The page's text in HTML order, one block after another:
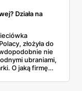
Działa na
złożyła do
nie
ubraniami,
O jaką firmę